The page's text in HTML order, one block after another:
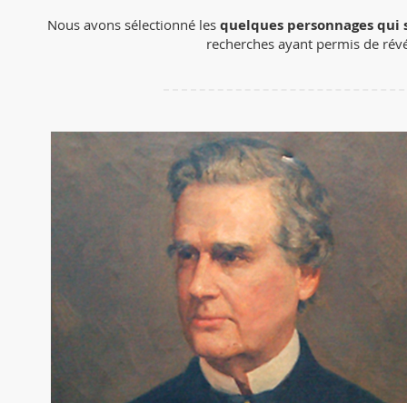
Nous avons sélectionné les quelques personnages
recherches ayant permis de